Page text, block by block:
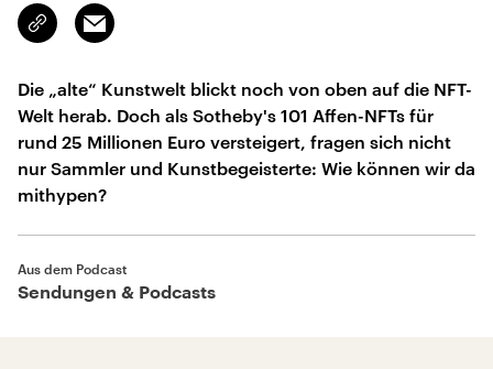
Link
kopieren/teilen
Email
Die „alte“ Kunstwelt blickt noch von oben auf die NFT-
Welt herab. Doch als Sotheby's 101 Affen-NFTs für
rund 25 Millionen Euro versteigert, fragen sich nicht
nur Sammler und Kunstbegeisterte: Wie können wir da
mithypen?
Aus dem Podcast
Sendungen & Podcasts